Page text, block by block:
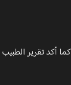
أكد تقرير الطبيب